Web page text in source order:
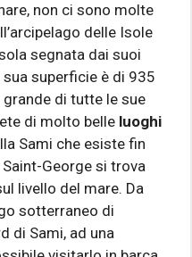
non ci sono molte
delle Isole
segnata dai suoi
superficie è di 935
di tutte le sue
di molto belle luoghi
Sami che esiste fin
George si trova
livello del mare. Da
sotterraneo di
di Sami, ad una